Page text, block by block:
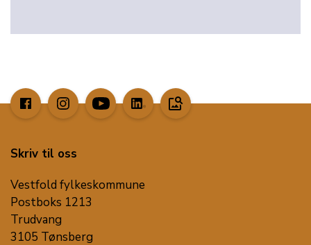
image_search
Skriv til oss
Vestfold fylkeskommune
Postboks 1213
Trudvang
3105 Tønsberg